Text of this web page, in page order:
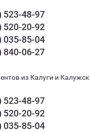
523-48-97
520-20-92
035-85-04
840-06-27
из Калуги и
523-48-97
520-20-92
035-85-04